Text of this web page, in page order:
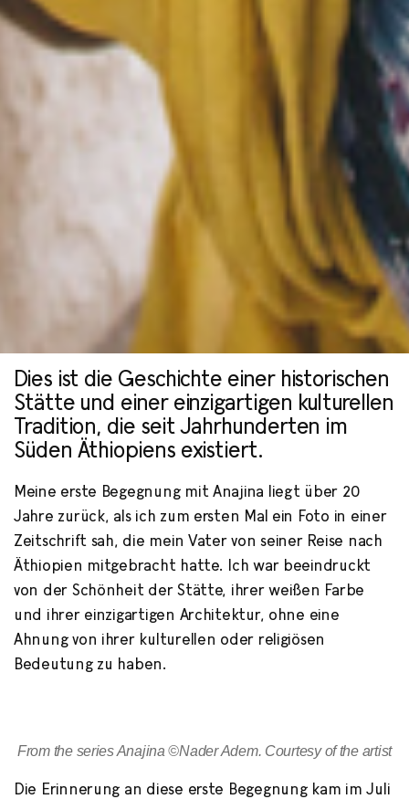
Anajina
von Nader Adem
Dies ist die Geschichte einer historischen
Stätte und einer einzigartigen kulturellen
Tradition, die seit Jahrhunderten im
Süden Äthiopiens existiert.
Meine erste Begegnung mit Anajina liegt über 20
Jahre zurück, als ich zum ersten Mal ein Foto in einer
Zeitschrift sah, die mein Vater von seiner Reise nach
Äthiopien mitgebracht hatte. Ich war beeindruckt
von der Schönheit der Stätte, ihrer weißen Farbe
und ihrer einzigartigen Architektur, ohne eine
Ahnung von ihrer kulturellen oder religiösen
Bedeutung zu haben.
From the series Anajina ©Nader Adem. Courtesy of the artist
Die Erinnerung an diese erste Begegnung kam im Juli